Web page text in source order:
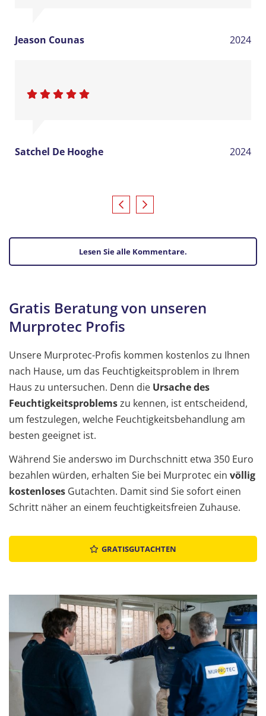
Jeason Counas 2024
Satchel De Hooghe 2024
Lesen Sie alle Kommentare.
Gratis Beratung von unseren
Murprotec Profis
Unsere Murprotec-Profis kommen kostenlos zu Ihnen
nach Hause, um das Feuchtigkeitsproblem in Ihrem
Haus zu untersuchen. Denn die Ursache des
Feuchtigkeitsproblemszu kennen, ist entscheidend,
um festzulegen, welche Feuchtigkeitsbehandlung am
besten geeignet ist.
Während Sie anderswo im Durchschnitt etwa 350 Euro
bezahlen würden, erhalten Sie bei Murprotec ein völlig
kostenloses Gutachten. Damit sind Sie sofort einen
Schritt näher an einem feuchtigkeitsfreien Zuhause.
GRATISGUTACHTEN